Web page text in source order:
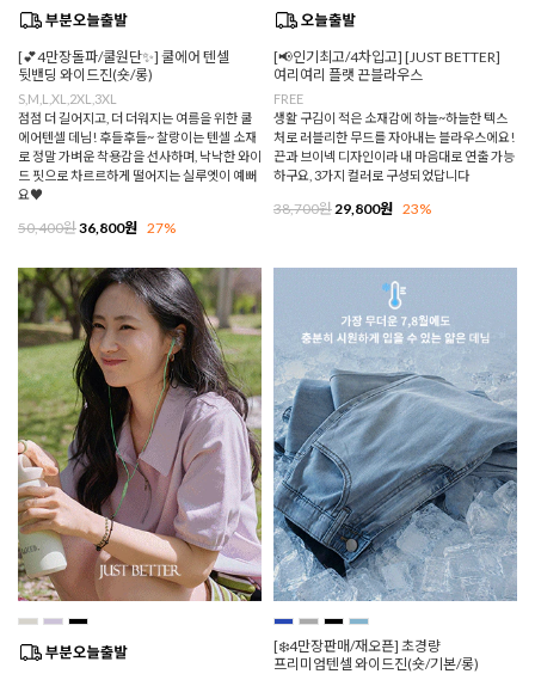
[💕4만장돌파/쿨원단✨] 쿨에어 텐셀
뒷밴딩 와이드진(숏/롱)
S,M,L,XL,2XL,3XL
점점 더 길어지고, 더 더워지는 여름을 위한 쿨
에어텐셀 데님! 후들후들~ 찰랑이는 텐셀 소재
로 정말 가벼운 착용감을 선사하며, 낙낙한 와이
드 핏으로 차르르하게 떨어지는 실루엣이 예뻐
요♥
50,400원36,800원 27%
[📢인기최고/4차입고] [JUST BETTER]
여리여리 플랫 끈블라우스
FREE
생활 구김이 적은 소재감에 하늘~하늘한 텍스
처로 러블리한 무드를 자아내는 블라우스에요!
끈과 브이넥 디자인이라 내 마음대로 연출 가능
하구요, 3가지 컬러로 구성되었답니다
38,700원 29,800원 23%
[❄️4만장판매/재오픈] 초경량
프리미엄텐셀 와이드진(숏/기본/롱)